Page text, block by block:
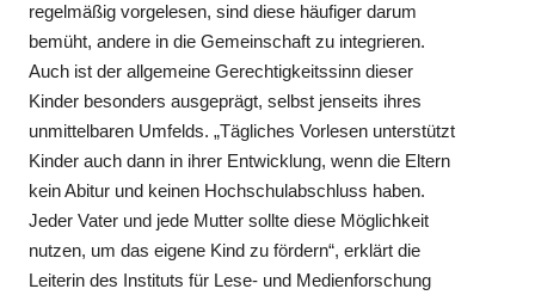
regelmäßig vorgelesen, sind diese häufiger darum
bemüht, andere in die Gemeinschaft zu integrieren.
Auch ist der allgemeine Gerechtigkeitssinn dieser
Kinder besonders ausgeprägt, selbst jenseits ihres
unmittelbaren Umfelds. „Tägliches Vorlesen unterstützt
Kinder auch dann in ihrer Entwicklung, wenn die Eltern
kein Abitur und keinen Hochschulabschluss haben.
Jeder Vater und jede Mutter sollte diese Möglichkeit
nutzen, um das eigene Kind zu fördern“, erklärt die
Leiterin des Instituts für Lese- und Medienforschung